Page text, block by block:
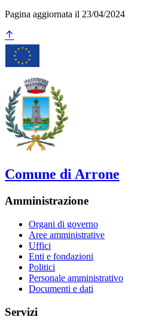
Pagina aggiornata il 23/04/2024
Comune di Arrone
Amministrazione
Organi di governo
Aree amministrative
Uffici
Enti e fondazioni
Politici
Personale amministrativo
Documenti e dati
Servizi